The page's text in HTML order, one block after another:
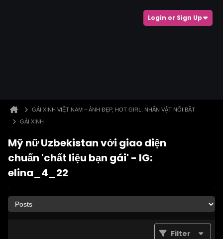
Login or Sign Up
GÁI XINH VIỆT NAM – ẢNH ĐẸP, HOT GIRL, NHÂN VẬT NỔI BẬT
GÁI XINH
Mỹ nữ Uzbekistan với giao diện
chuẩn 'chất liệu bạn gái' - IG:
elina_4_22
Filter